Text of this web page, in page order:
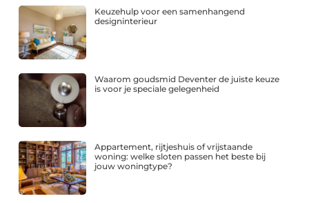
Keuzehulp voor een samenhangend
designinterieur
Waarom goudsmid Deventer de juiste keuze
is voor je speciale gelegenheid
Appartement, rijtjeshuis of vrijstaande
woning: welke sloten passen het beste bij
jouw woningtype?